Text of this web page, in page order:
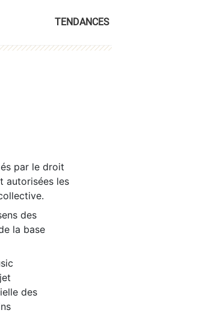
TENDANCES
par le droit
autorisées les
des
la base
des